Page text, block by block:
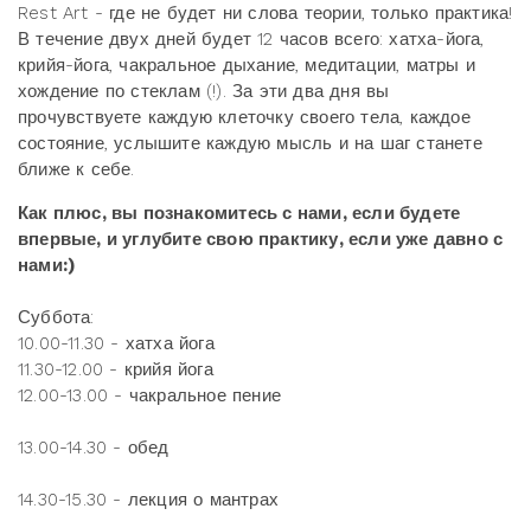
Rest Art - где не будет ни слова теории, только практика!
В течение двух дней будет 12 часов всего: хатха-йога,
крийя-йога, чакральное дыхание, медитации, матры и
хождение по стеклам (!). За эти два дня вы
прочувствуете каждую клеточку своего тела, каждое
состояние, услышите каждую мысль и на шаг станете
ближе к себе.
Как плюс, вы познакомитесь с нами, если будете
впервые, и углубите свою практику, если уже давно с
нами:)
Суббота:
10.00-11.30 - хатха йога
11.30-12.00 - крийя йога
12.00-13.00 - чакральное пение
13.00-14.30 - обед
14.30-15.30 - лекция о мантрах